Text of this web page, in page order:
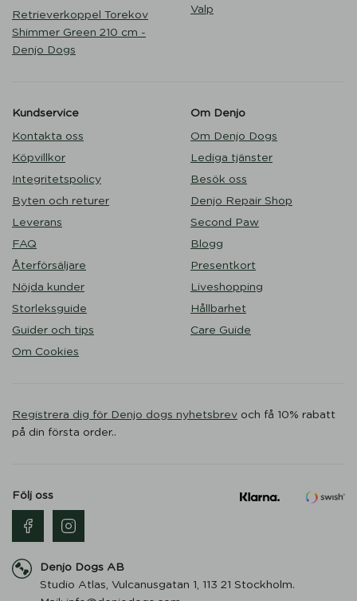
Retrieverkoppel Torekov
Shimmer Green 210 cm -
Denjo Dogs
Valp
Kundservice
Kontakta oss
Köpvillkor
Integritetspolicy
Byten och returer
Leverans
FAQ
Återförsäljare
Nöjda kunder
Storleksguide
Guider och tips
Om Cookies
Om Denjo
Om Denjo Dogs
Lediga tjänster
Besök oss
Denjo Repair Shop
Second Paw
Blogg
Presentkort
Liveshopping
Hållbarhet
Care Guide
Registrera dig för Denjo dogs nyhetsbrev och få 10% rabatt
på din första order..
Denjo Dogs AB
Studio Atlas, Vulcanusgatan 1, 113 21 Stockholm.
Följ oss